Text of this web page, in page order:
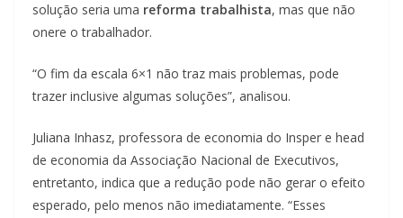
solução seria uma reforma trabalhista, mas que não
onere o trabalhador.
“O fim da escala 6×1 não traz mais problemas, pode
trazer inclusive algumas soluções”, analisou.
Juliana Inhasz, professora de economia do Insper e head
de economia da Associação Nacional de Executivos,
entretanto, indica que a redução pode não gerar o efeito
esperado, pelo menos não imediatamente. “Esses